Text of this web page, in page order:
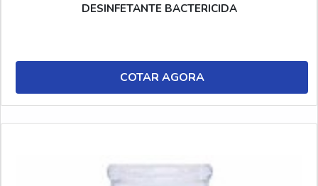
DESINFETANTE BACTERICIDA
COTAR AGORA